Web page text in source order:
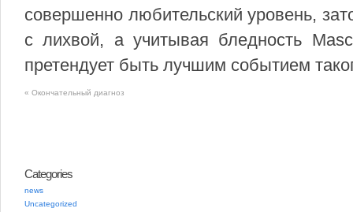
совершенно любительский уровень,
с лихвой, а учитывая бледность
претендует быть лучшим событием
« Окончательный диагноз
Categories
news
Uncategorized